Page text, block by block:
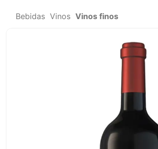
Bebidas Vinos Vinos finos